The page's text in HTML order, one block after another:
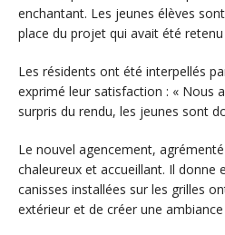
enchantant. Les jeunes élèves
place du projet qui avait été
Les résidents ont été interpellés
exprimé leur satisfaction : « Nous
surpris du rendu, les jeunes sont
Le nouvel agencement,
chaleureux et accueillant. Il donne
canisses installées sur les grilles
extérieur et de créer une